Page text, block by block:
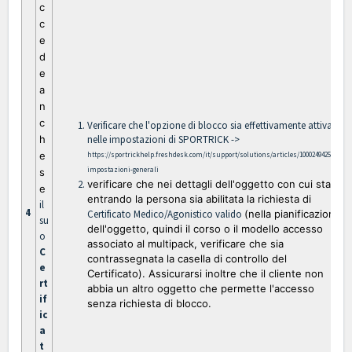
4
c
c
e
d
e
a
n
c
h
e
s
e
il
su
o
C
e
rt
if
ic
a
t
Verificare che l'opzione di blocco sia effettivamente attiva
nelle impostazioni di SPORTRICK ->
https://sportrickhelp.freshdesk.com/it/support/solutions/articles/1000249425-
impostazioni-generali
verificare che nei dettagli dell'oggetto con cui sta
entrando la persona sia abilitata la richiesta di
Certificato Medico/Agonistico valido (nella pianificazione
dell'oggetto, quindi il corso o il modello accesso
associato al multipack, verificare che sia
contrassegnata la casella di controllo del
Certificato). Assicurarsi inoltre che il cliente non
abbia un altro oggetto che permette l'accesso
senza richiesta di blocco.